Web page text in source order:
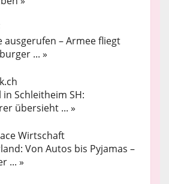
ausgerufen – Armee fliegt
... »
Schleitheim SH:
übersieht ... »
Von Autos bis Pyjamas –
... »